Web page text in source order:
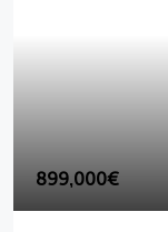
899,000€